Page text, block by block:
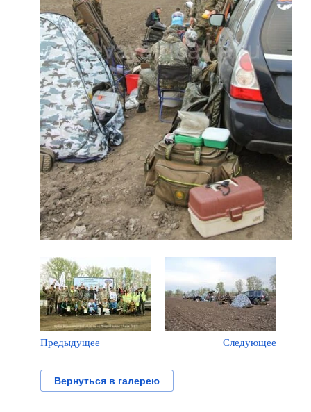
Предыдущее Следующее
Вернуться в галерею